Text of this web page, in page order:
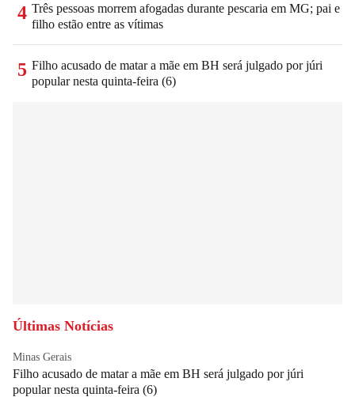
4 Três pessoas morrem afogadas durante pescaria em MG; pai e
filho estão entre as vítimas
5 Filho acusado de matar a mãe em BH será julgado por júri
popular nesta quinta-feira (6)
Últimas Notícias
Minas Gerais
Filho acusado de matar a mãe em BH será julgado por júri
popular nesta quinta-feira (6)